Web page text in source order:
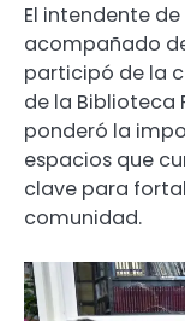
El intendente
acompañado
participó de la
de la Biblioteca
ponderó la
espacios que
clave para
comunidad.